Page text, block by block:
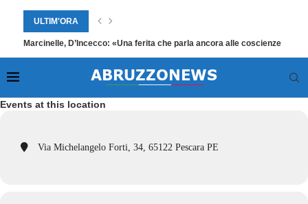
ULTIM'ORA
Marcinelle, D’Incecco: «Una ferita che parla ancora alle coscienze
Events at this location
Via Michelangelo Forti, 34, 65122 Pescara PE